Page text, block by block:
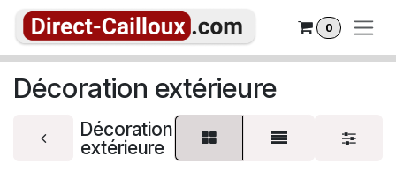
Se rendre au contenu
0
Décoration extérieure
Décoration
extérieure